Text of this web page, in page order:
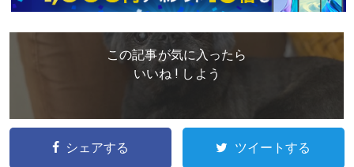
この記事が気に入ったら
いいね ! しよう
シェアする ツイートする